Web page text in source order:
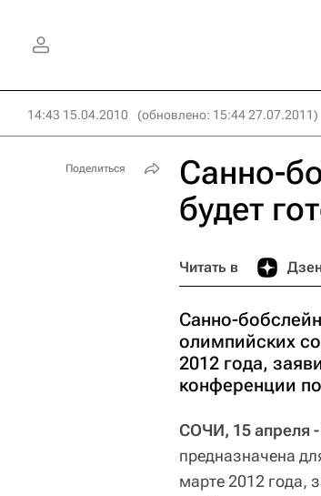
14:43 15.04.2010 (обновлено: 15:44 27.07.2011)
Санно-
будет
Читать в
Санно-
олимпийских
2012 года,
конференции
СОЧИ, 15 апреля
предназначена
марте 2012 года,
Поделиться